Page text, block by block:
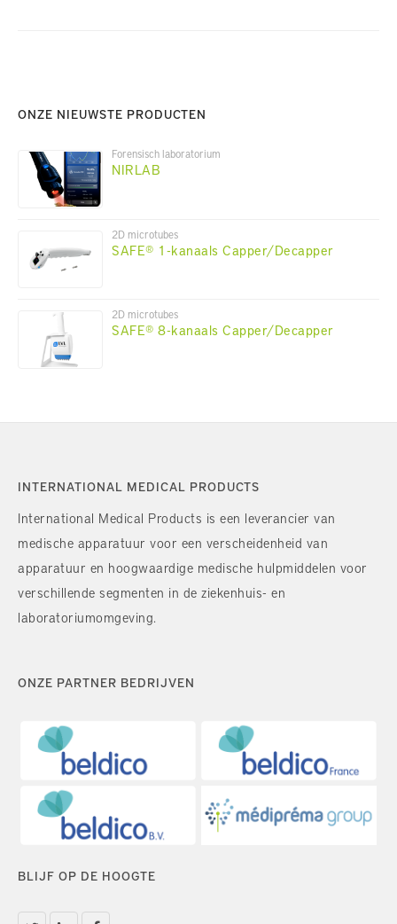
ONZE NIEUWSTE PRODUCTEN
Forensisch laboratorium
NIRLAB
2D microtubes
SAFE® 1-kanaals Capper/Decapper
2D microtubes
SAFE® 8-kanaals Capper/Decapper
INTERNATIONAL MEDICAL PRODUCTS
International Medical Products is een leverancier van
medische apparatuur voor een verscheidenheid van
apparatuur en hoogwaardige medische hulpmiddelen voor
verschillende segmenten in de ziekenhuis- en
laboratoriumomgeving.
ONZE PARTNER BEDRIJVEN
BLIJF OP DE HOOGTE